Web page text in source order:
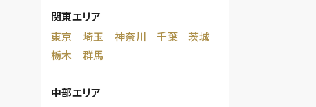
関東エリア
東京
埼玉 神奈川 千葉
茨城
栃木
群馬
中部エリア